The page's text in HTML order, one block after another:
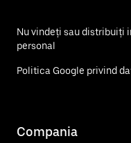
Nu vindeți sau distribuiți
personal
Politica Google privind
Compania